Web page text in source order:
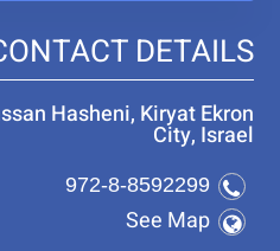
DETAILS
Hasheni, Kiryat Ekron
City, Israel
972-8-8592299
See Map